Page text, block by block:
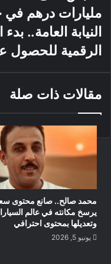
والإسهام في تحقيق
والصداقة والتعاون التي
مراسم أداء اليمين .. سمو
الدولة نائب رئيس مجلس
ومعالي الشيخ شخبوط بن
شاهين المرر وزير دولة.
مليارات درهم في
النيابة العامة..
الرقمية للحصول
مقالات ذات صلة
محمد صالح.. صانع محتوى
يرسخ مكانته في عالم
وتعديلها بمحتوى احترافي
يونيو 5, 2026